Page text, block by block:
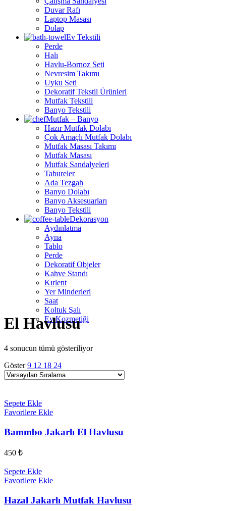
Duvar Rafı
Laptop Masası
Dolap
Ev Tekstili
Perde
Halı
Havlu-Bornoz Seti
Nevresim Takımı
Uyku Seti
Dekoratif Tekstil Ürünleri
Mutfak Tekstili
Banyo Tekstili
Mutfak – Banyo
Hazır Mutfak Dolabı
Çok Amaçlı Mutfak Dolabı
Mutfak Masası Takımı
Mutfak Masası
Mutfak Sandalyeleri
Tabureler
Ada Tezgah
Banyo Dolabı
Banyo Aksesuarları
Banyo Tekstili
Dekorasyon
Aydınlatma
Ayna
Tablo
Perde
Dekoratif Objeler
Kahve Standı
Kırlent
Yer Minderleri
Saat
Koltuk Şalı
Ev Kozmetiği
El Havlusu
4 sonucun tümü gösteriliyor
Göster9 12 18 24
Sepete Ekle
Favorilere Ekle
Bammbo Jakarlı El Havlusu
450 ₺
Sepete Ekle
Favorilere Ekle
Hazal Jakarlı Mutfak Havlusu